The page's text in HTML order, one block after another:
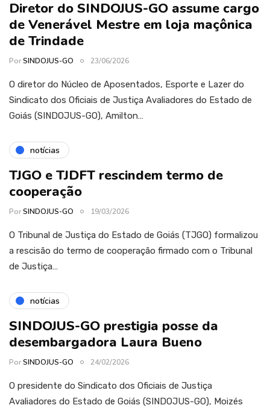
Diretor do SINDOJUS-GO assume cargo
de Venerável Mestre em loja maçônica
de Trindade
PorSINDOJUS-GO 23/06/2026
O diretor do Núcleo de Aposentados, Esporte e Lazer do
Sindicato dos Oficiais de Justiça Avaliadores do Estado de
Goiás (SINDOJUS-GO), Amilton…
notícias
TJGO e TJDFT rescindem termo de
cooperação
PorSINDOJUS-GO 19/03/2026
O Tribunal de Justiça do Estado de Goiás (TJGO) formalizou
a rescisão do termo de cooperação firmado com o Tribunal
de Justiça…
notícias
SINDOJUS-GO prestigia posse da
desembargadora Laura Bueno
PorSINDOJUS-GO 24/02/2026
O presidente do Sindicato dos Oficiais de Justiça
Avaliadores do Estado de Goiás (SINDOJUS-GO), Moizés